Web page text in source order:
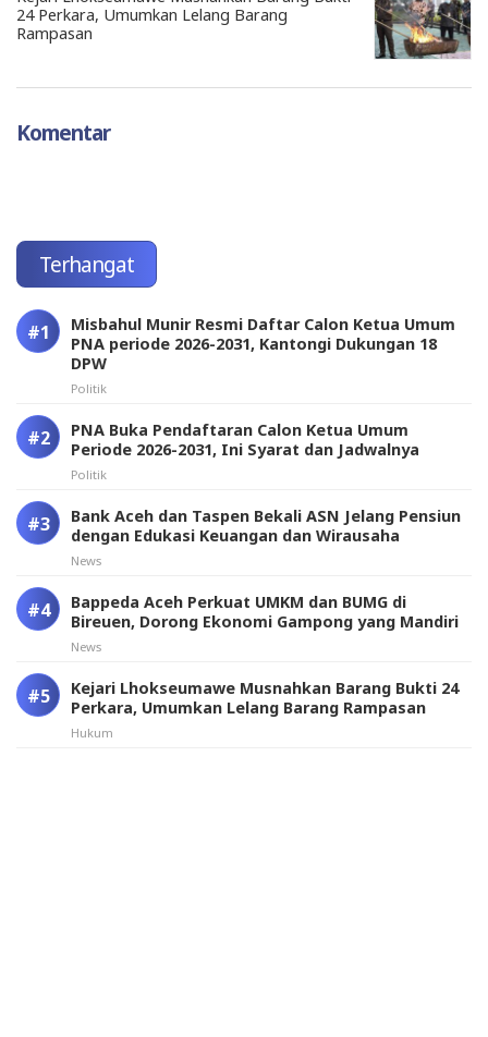
24 Perkara, Umumkan Lelang Barang
Rampasan
Komentar
Terhangat
Misbahul Munir Resmi Daftar Calon Ketua Umum
PNA periode 2026-2031, Kantongi Dukungan 18
DPW
Politik
PNA Buka Pendaftaran Calon Ketua Umum
Periode 2026-2031, Ini Syarat dan Jadwalnya
Politik
Bank Aceh dan Taspen Bekali ASN Jelang Pensiun
dengan Edukasi Keuangan dan Wirausaha
News
Bappeda Aceh Perkuat UMKM dan BUMG di
Bireuen, Dorong Ekonomi Gampong yang Mandiri
News
Kejari Lhokseumawe Musnahkan Barang Bukti 24
Perkara, Umumkan Lelang Barang Rampasan
Hukum